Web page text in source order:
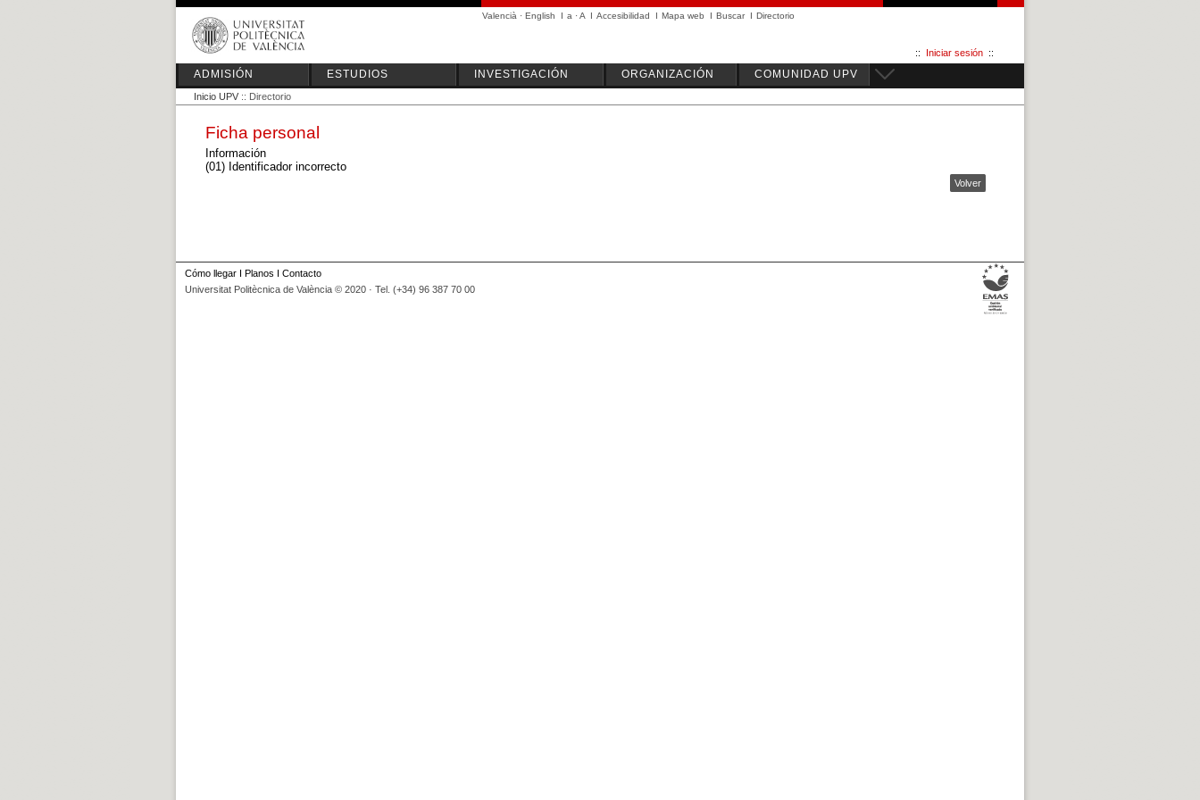
Valencià · English I a ·A I Accesibilidad I Mapa web I Buscar I Directorio
:: Iniciar sesión ::
ADMISIÓN ESTUDIOS INVESTIGACIÓN ORGANIZACIÓN COMUNIDAD UPV
Inicio UPV :: Directorio
Ficha personal
Información
(01) Identificador incorrecto
Volver
Cómo llegar Planos
Contacto
Universitat Politècnica de València © 2020 · Tel. (+34) 96 387 70 00